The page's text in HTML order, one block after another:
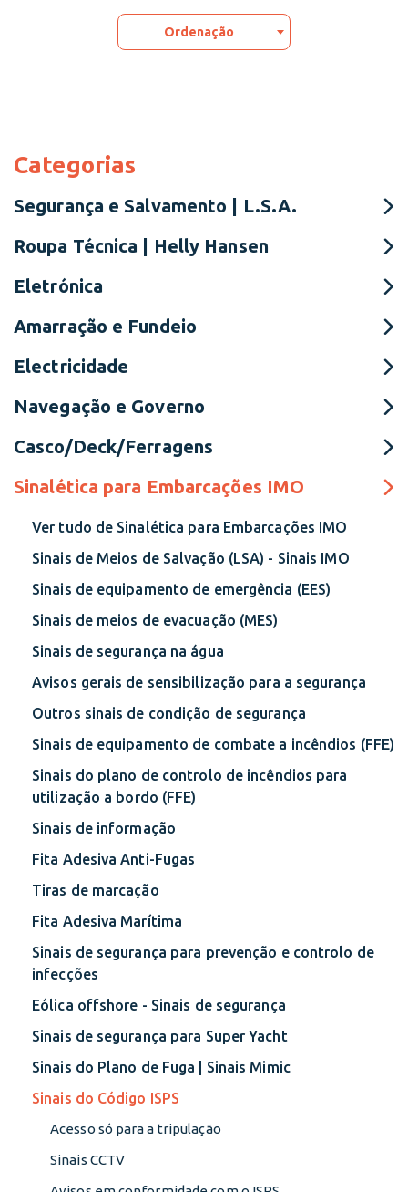
Ordenação
Categorias
Segurança e Salvamento | L.S.A.
Roupa Técnica | Helly Hansen
Eletrónica
Amarração e Fundeio
Electricidade
Navegação e Governo
Casco/Deck/Ferragens
Sinalética para Embarcações IMO
Ver tudo de Sinalética para Embarcações IMO
Sinais de Meios de Salvação (LSA) - Sinais IMO
Sinais de equipamento de emergência (EES)
Sinais de meios de evacuação (MES)
Sinais de segurança na água
Avisos gerais de sensibilização para a segurança
Outros sinais de condição de segurança
Sinais de equipamento de combate a incêndios (FFE)
Sinais do plano de controlo de incêndios para
utilização a bordo (FFE)
Sinais de informação
Fita Adesiva Anti-Fugas
Tiras de marcação
Fita Adesiva Marítima
Sinais de segurança para prevenção e controlo de
infecções
Eólica offshore - Sinais de segurança
Sinais de segurança para Super Yacht
Sinais do Plano de Fuga | Sinais Mimic
Sinais do Código ISPS
Acesso só para a tripulação
Sinais CCTV